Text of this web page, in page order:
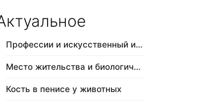
Профессии и искусственный интеллект
Место жительства и биологический в…
Кость в пенисе у животных